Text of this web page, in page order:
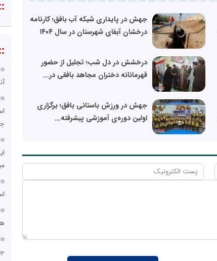
جهش در پایداری شبکه آب بافق؛ کارنامه
درخشان آبفای شهرستان در سال ۱۴۰۴ ‌
درخشش در دل شب؛ تجلیل از حضور
قهرمانانه دختران مجاهد بافقی در...
جهش در ورزش باستانی بافق؛ برگزاری
اولین دوره‌ی آموزشی پیشرفته...